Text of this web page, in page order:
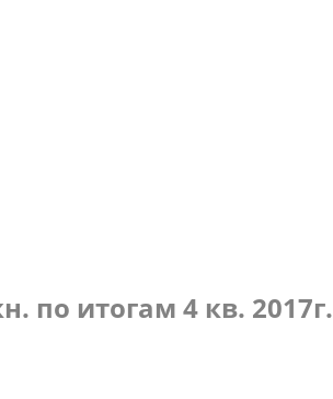
по итогам 4 кв. 2017г.